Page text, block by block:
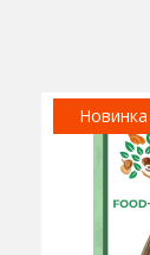
Новинка